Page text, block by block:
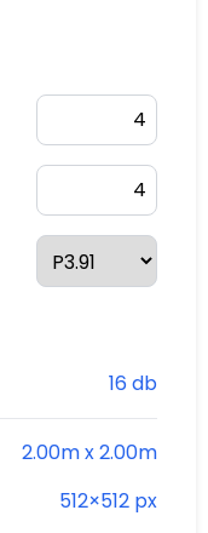
16 db
2.00m x 2.00m
512×512 px